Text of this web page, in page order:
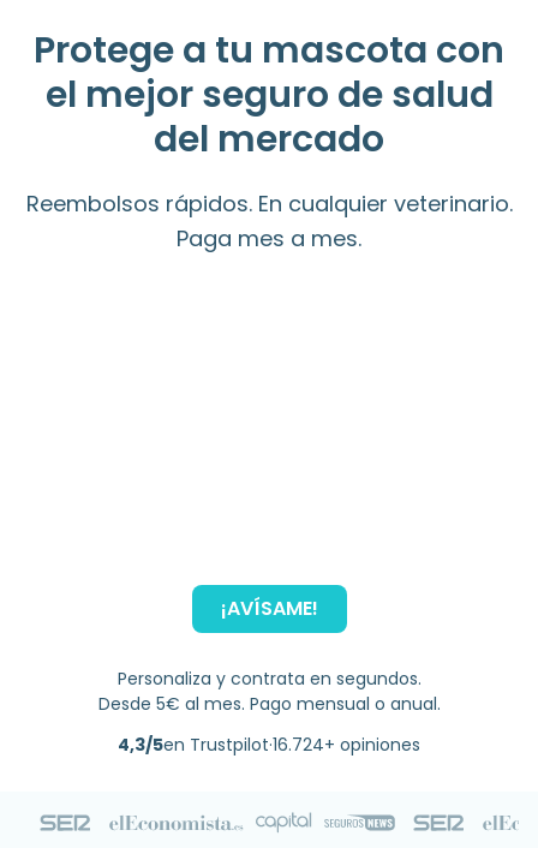
Protege a tu mascota con
el mejor seguro de salud
del mercado
Reembolsos rápidos. En cualquier veterinario.
Paga mes a mes.
¡AVÍSAME!
Personaliza y contrata en segundos.
Desde 5€ al mes. Pago mensual o anual.
4,3/5en Trustpilot·16.724+ opiniones